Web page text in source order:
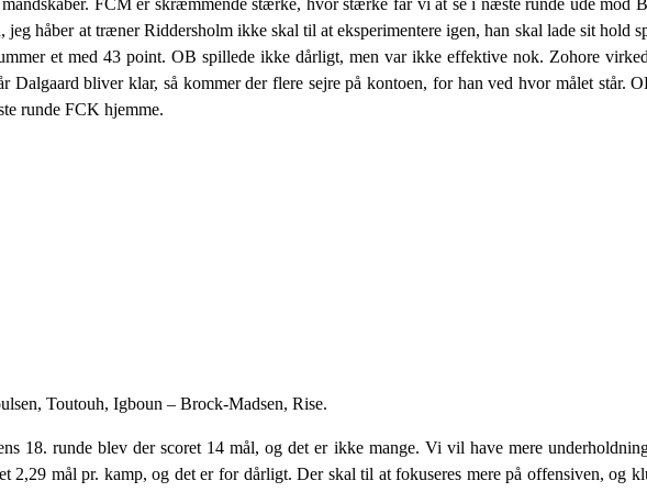
FCM er skræmmende stærke, hvor stærke får vi at se i næste runde ude mod
håber at træner Riddersholm ikke skal til at eksperimentere igen, han skal lade sit hold
et med 43 point. OB spillede ikke dårligt, men var ikke effektive nok. Zohore
Dalgaard bliver klar, så kommer der flere sejre på kontoen, for han ved hvor målet står.
runde FCK hjemme.
Toutouh, Igboun – Brock-Madsen, Rise.
18. runde blev der scoret 14 mål, og det er ikke mange. Vi vil have mere
2,29 mål pr. kamp, og det er for dårligt. Der skal til at fokuseres mere på offensiven, og